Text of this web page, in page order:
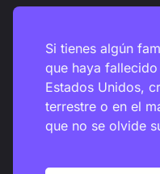
Si tienes algún
que haya
Estados Unidos,
terrestre o en el
que no se olvide